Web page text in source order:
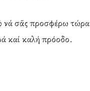
νά σᾶς προσφέρω τώρα
καί καλή πρόοδο.